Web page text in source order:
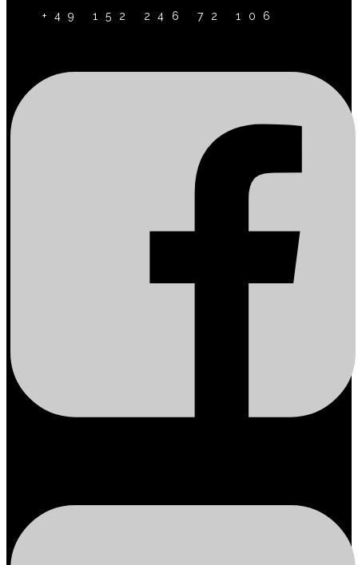
+49 152 246 72 106